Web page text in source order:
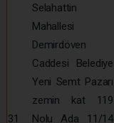
31
Selahattin
Mahallesi
Demirdöven
Caddesi Belediye
Yeni Semt Pazarı
zemin kat 119
Nolu Ada 11/14